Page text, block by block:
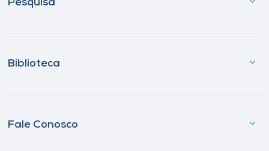
Pesquisa
Biblioteca
Fale Conosco